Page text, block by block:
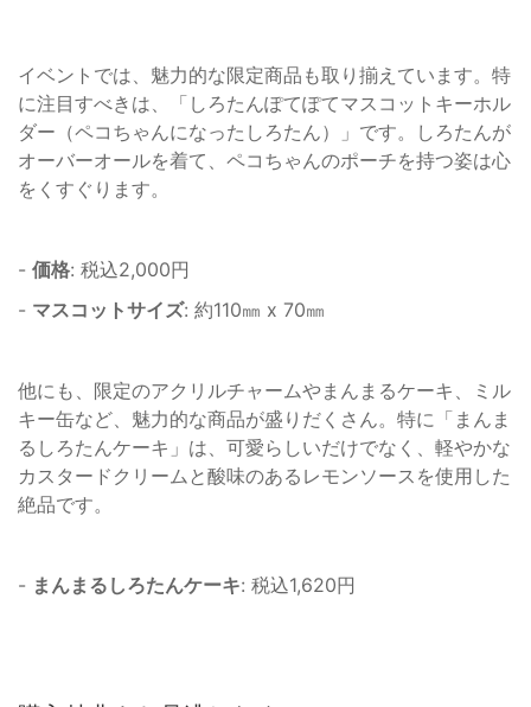
イベントでは、魅力的な限定商品も取り揃えています。特
に注目すべきは、「しろたんぽてぽてマスコットキーホル
ダー（ペコちゃんになったしろたん）」です。しろたんが
オーバーオールを着て、ペコちゃんのポーチを持つ姿は心
をくすぐります。
- 価格: 税込2,000円
- マスコットサイズ: 約110㎜ x 70㎜
他にも、限定のアクリルチャームやまんまるケーキ、ミル
キー缶など、魅力的な商品が盛りだくさん。特に「まんま
るしろたんケーキ」は、可愛らしいだけでなく、軽やかな
カスタードクリームと酸味のあるレモンソースを使用した
絶品です。
- まんまるしろたんケーキ: 税込1,620円